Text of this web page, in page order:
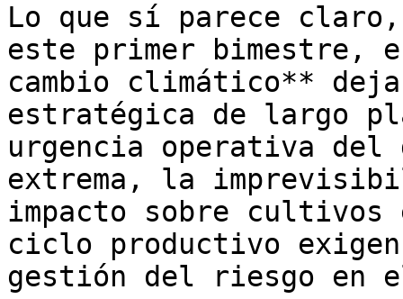
Lo que sí parece
este primer bimestre,
cambio climático**
estratégica de largo
urgencia operativa
extrema, la
impacto sobre cultivos
ciclo productivo
gestión del riesgo en